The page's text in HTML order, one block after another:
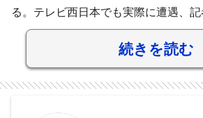
る。テレビ西日本でも実際に遭遇、
続きを読む